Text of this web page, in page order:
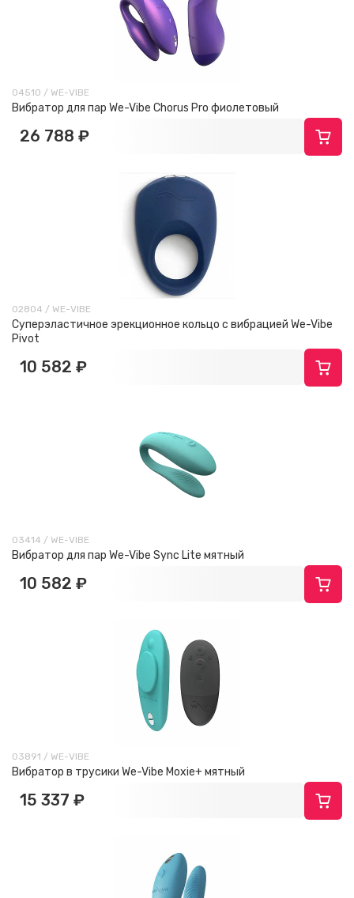
04510 / WE-VIBE
Вибратор для пар We-Vibe Chorus Pro фиолетовый
26 788 ₽
02804 / WE-VIBE
Суперэластичное эрекционное кольцо с вибрацией We-Vibe
Pivot
10 582 ₽
03414 / WE-VIBE
Вибратор для пар We-Vibe Sync Lite мятный
10 582 ₽
03891 / WE-VIBE
Вибратор в трусики We-Vibe Moxie+ мятный
15 337 ₽